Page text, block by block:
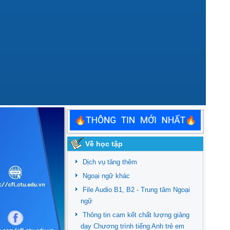
Về học tập
Dịch vụ tăng thêm
Ngoại ngữ khác
File Audio B1, B2 - Trung tâm Ngoại
ngữ
Thông tin cam kết chất lượng giảng
dạy Chương trình tiếng Anh trẻ em